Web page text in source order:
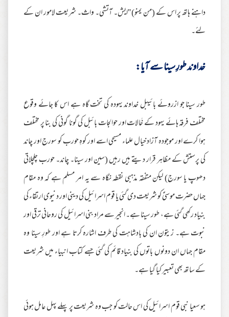
داہنے ہاتھ پر اس کے (من یمنو) ''ایش۔ آتشی۔ واث۔ شریعت لامور ان کے
لئے۔
خداوند طورِ سینا سے آیا:
طور سینا جو ازروئے بائیبل خداوند یہودہ کی تخت گاہ ہے اس کا جائے وقوع
مختلف فرقہ ہائے یہود کے خٰالات اور حوالجات بائبل کی گونا گونی کی بنا پر مختلف
ہوا کرے اور موجودہ آزاد خیال علماء مسیحی اسے اور کوہِ حورب کو سورج اور چاند
کی پرستش کے مظاہر قرار دیتے ہیں رہیں (سین اور سینا۔ چاند۔ حورب چلچلاتی
دھوپ یا سورج) لیکن متفقہ مذہبی نقطہ نگاہ سے یہ امر مسلم ہے کہ وہ مقام
جہاں حضرت موسیٰؑ کو شریعت دی گئی یا قوم اسرائیل کی دینی اور دنیوی ارتقاء کی
بنیاد رکھی گئی ہے، طور سینا ہے۔ انجیر سے مراد بنی اسرائیل کی روحانی ترقی اور
نبوت ہے۔ زیتون ان کی بادشاہت کی طرف اشارہ کرتا ہے اور طورِ سینا وہ
مقام جہاں ان دونوں باتوں کی بنیاد قائم کی گئی جسے کتاب انبیاء میں شریعت
کے ساتھ بھی تعبیر کیا گیا ہے۔
ہو سعیا نبی قوم اسرائیل کی اس حالت کو جب وہ شریعت پر پہلے پہل عامل ہوئی